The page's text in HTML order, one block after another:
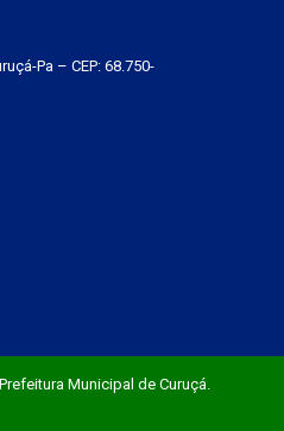
Pa – CEP: 68.750-
Municipal de Curuçá.